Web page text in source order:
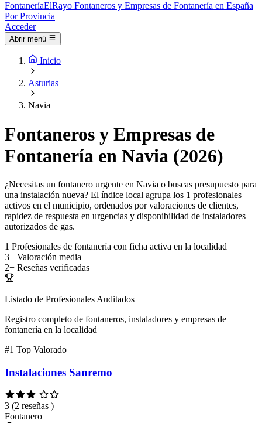
FontaneríaElRayo Fontaneros y Empresas de Fontanería en España
Por Provincia
Acceder
Abrir menú
Inicio
Asturias
Navia
Fontaneros y Empresas de
Fontanería en Navia (2026)
¿Necesitas un fontanero urgente en Navia o buscas presupuesto para
una instalación nueva? El índice local agrupa los 1 profesionales
activos en el municipio, ordenados por valoraciones de clientes,
rapidez de respuesta en urgencias y disponibilidad de instaladores
autorizados de gas.
1 Profesionales de fontanería con ficha activa en la localidad
3+ Valoración media
2+ Reseñas verificadas
Listado de Profesionales Auditados
Registro completo de fontaneros, instaladores y empresas de
fontanería en la localidad
#1 Top Valorado
Instalaciones Sanremo
3 (2 reseñas )
Fontanero